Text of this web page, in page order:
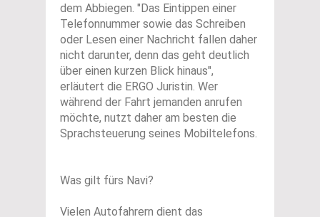
dem Abbiegen. "Das Eintippen einer
Telefonnummer sowie das Schreiben
oder Lesen einer Nachricht fallen daher
nicht darunter, denn das geht deutlich
über einen kurzen Blick hinaus",
erläutert die ERGO Juristin. Wer
während der Fahrt jemanden anrufen
möchte, nutzt daher am besten die
Sprachsteuerung seines Mobiltelefons.
Was gilt fürs Navi?
Vielen Autofahrern dient das